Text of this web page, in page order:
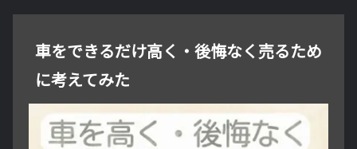
車をできるだけ高く・後悔なく売るため
に考えてみた